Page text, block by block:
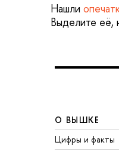
Нашли
Выделите её,
О ВЫШКЕ
Цифры и факты